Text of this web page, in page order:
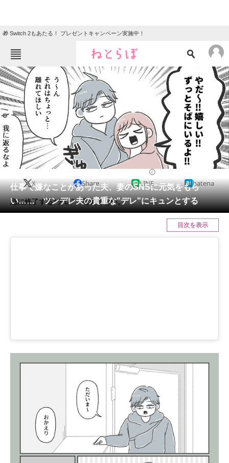
🎁 Switch 2もあたる！ プレゼントキャンペーン実施中！
ねとらぼメニュー
TOP
エンタメ
グルメ 地域
住まい 教育・育児
動物 リサーチ
会員記事
メディア
ビジネスと働き方のヒント
企業ITのトレンドを詳説
経営リーダーのコミュニティ
マーケ×ITの今がよく分かる
ITエンジニア向け専門サイト
仕事で嫌なことがあった夫、妻のSNSに元気をもら
い…… ツンデレ夫の貴重な"デレ"にキュンとする
X Share LINE hatena
急に終了する“デレ”、見逃せない。
目次を表示